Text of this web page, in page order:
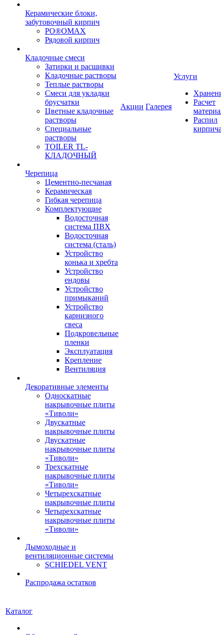
Керамические блоки,
забутовочный кирпич
PO®OMAX
Рядовой кирпич
Кладочные смеси
Затирки и расшивки
Кладочные растворы
Теплые растворы
Смеси для укладки
брусчатки
Цветные кладочные
растворы
Специальные
растворы
TOILER TL-
КЛАДОЧНЫЙ
Черепица
Цементно-песчаная
Керамическая
Гибкая черепица
Комплектующие
Водосточная
система ПВХ
Водосточная
система (сталь)
Устройство
конька и хребта
Устройство
ендовы
Устройство
примыканий
Устройство
карнизного
свеса
Подкровельные
пленки
Эксплуатация
Крепление
Вентиляция
Декоративные элементы
Односкатные
накрывочные плиты
«Тиволи»
Двускатные
накрывочные плиты
Двускатные
накрывочные плиты
«Тиволи»
Трехскатные
накрывочные плиты
«Тиволи»
Четырехскатные
накрывочные плиты
Четырехскатные
накрывочные плиты
«Тиволи»
Дымоходные и
вентиляционные системы
SCHIEDEL VENT
Распродажа остатков
Акции Галерея
Услуги
Расчет
Распил
Каталог